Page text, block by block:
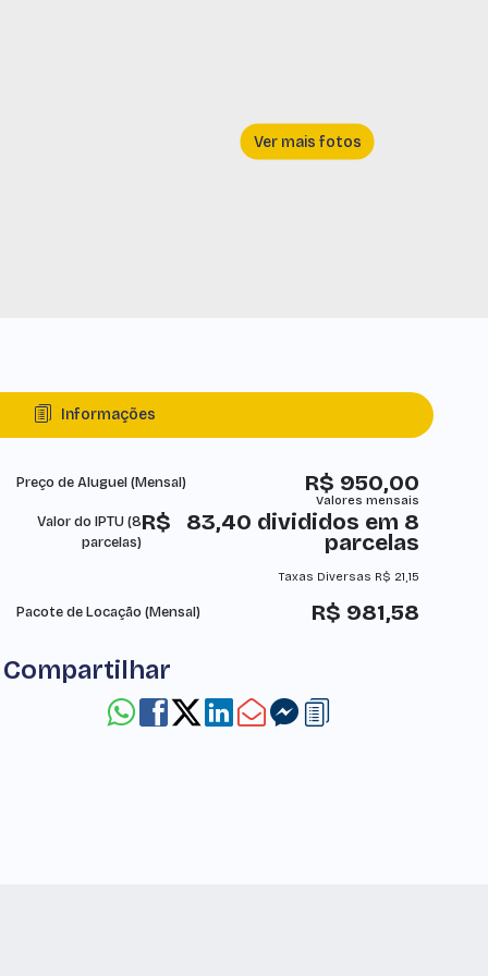
Informações
R$ 950,00
Preço de Aluguel (Mensal)
Valor do IPTU (8
parcelas)
R$ 83,40 divididos em 8
parcelas
Taxas Diversas R$ 21,15
R$ 981,58
Pacote de Locação (Mensal)
Compartilhar